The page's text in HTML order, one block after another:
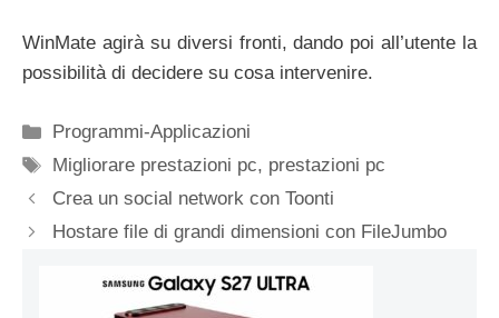
WinMate agirà su diversi fronti, dando poi all’utente la
possibilità di decidere su cosa intervenire.
Categorie
Programmi-Applicazioni
Tag
Migliorare prestazioni pc, prestazioni pc
Crea un social network con Toonti
Hostare file di grandi dimensioni con FileJumbo